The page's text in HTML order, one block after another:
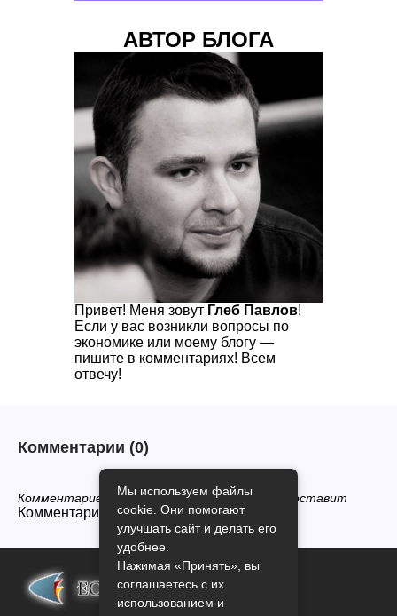
АВТОР БЛОГА
Привет! Меня зовут Глеб Павлов!
Если у вас возникли вопросы по
экономике или моему блогу —
пишите в комментариях! Всем
отвечу!
Комментарии (0)
Комментариев нет, будьте первым кто его оставит
Комментарии закрыты.
Мы используем файлы
cookie. Они помогают
улучшать сайт и делать его
удобнее.
Нажимая «Принять», вы
соглашаетесь с их
использованием и